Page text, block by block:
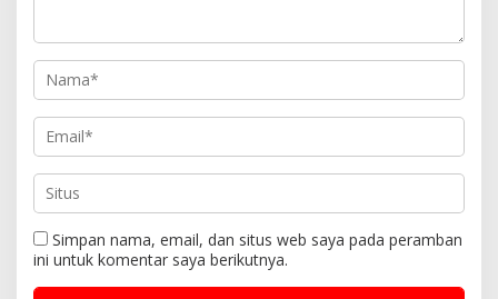
Simpan nama, email, dan situs web saya pada peramban
ini untuk komentar saya berikutnya.